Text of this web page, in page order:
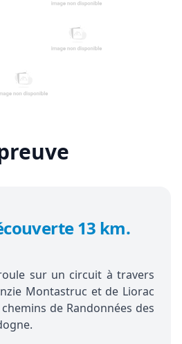
13 km.
sur un circuit à travers
Montastruc et de Liorac
de Randonnées des